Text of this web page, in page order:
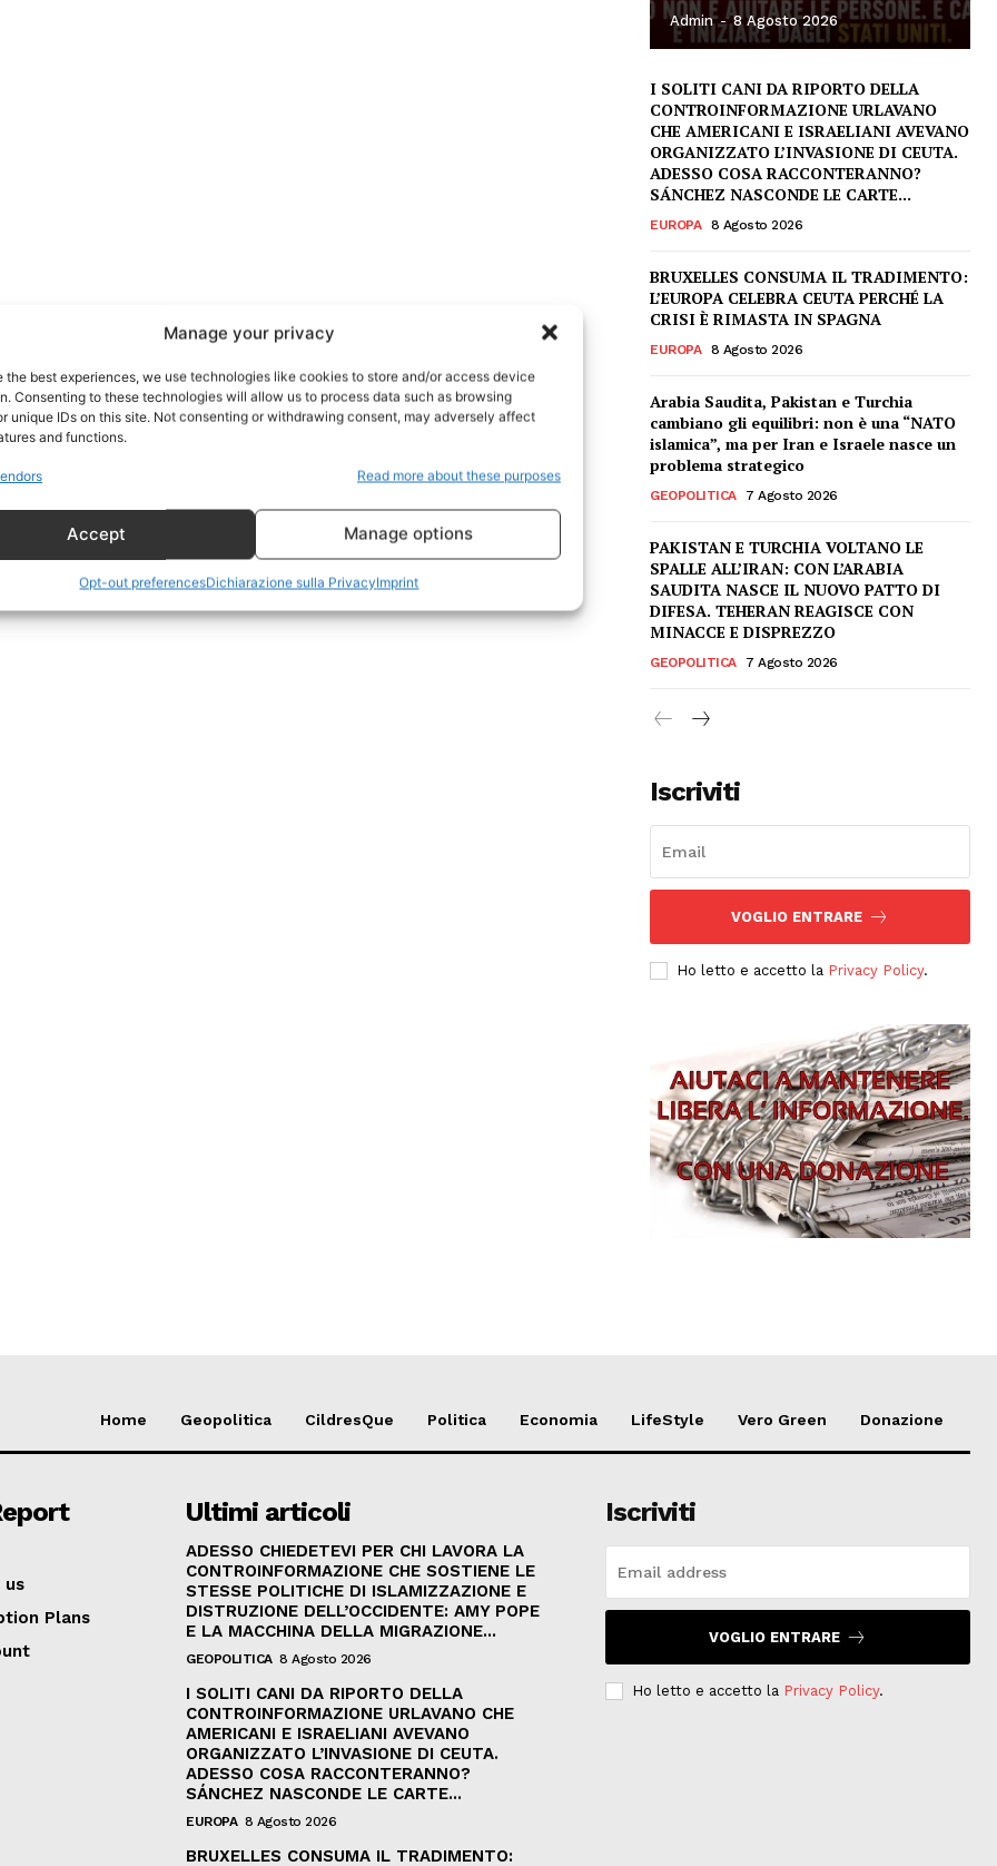
Manage your privacy
the best experiences, we use technologies like cookies to store and/or access device
Consenting to these technologies will allow us to process data such as browsing
unique IDs on this site. Not consenting or withdrawing consent, may adversely affect
and functions.
Read more about these purposes
Accept Manage options
Opt-out preferencesDichiarazione sulla PrivacyImprint
Geopolitica
Admin - 8 Agosto 2026
I SOLITI CANI DA RIPORTO DELLA
CONTROINFORMAZIONE URLAVANO
CHE AMERICANI E ISRAELIANI AVEVANO
ORGANIZZATO L’INVASIONE DI CEUTA.
ADESSO COSA RACCONTERANNO?
SÁNCHEZ NASCONDE LE CARTE...
EUROPA 8 Agosto 2026
BRUXELLES CONSUMA IL TRADIMENTO:
L’EUROPA CELEBRA CEUTA PERCHÉ LA
CRISI È RIMASTA IN SPAGNA
EUROPA 8 Agosto 2026
Arabia Saudita, Pakistan e Turchia
cambiano gli equilibri: non è una “NATO
islamica”, ma per Iran e Israele nasce un
problema strategico
GEOPOLITICA 7 Agosto 2026
PAKISTAN E TURCHIA VOLTANO LE
SPALLE ALL’IRAN: CON L’ARABIA
SAUDITA NASCE IL NUOVO PATTO DI
DIFESA. TEHERAN REAGISCE CON
MINACCE E DISPREZZO
GEOPOLITICA 7 Agosto 2026
Iscriviti
VOGLIO ENTRARE
Ho letto e accetto la Privacy Policy.
Home Geopolitica CildresQue Politica Economia LifeStyle Vero Green Donazione
us
Plans
Ultimi articoli
ADESSO CHIEDETEVI PER CHI LAVORA LA
CONTROINFORMAZIONE CHE SOSTIENE LE
STESSE POLITICHE DI ISLAMIZZAZIONE E
DISTRUZIONE DELL’OCCIDENTE: AMY POPE
E LA MACCHINA DELLA MIGRAZIONE...
GEOPOLITICA 8 Agosto 2026
I SOLITI CANI DA RIPORTO DELLA
CONTROINFORMAZIONE URLAVANO CHE
AMERICANI E ISRAELIANI AVEVANO
ORGANIZZATO L’INVASIONE DI CEUTA.
ADESSO COSA RACCONTERANNO?
SÁNCHEZ NASCONDE LE CARTE...
EUROPA 8 Agosto 2026
BRUXELLES CONSUMA IL TRADIMENTO:
Iscriviti
VOGLIO ENTRARE
Ho letto e accetto la Privacy Policy.